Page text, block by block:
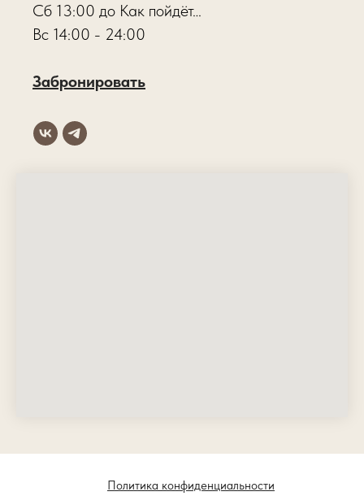
Сб 13:00 до Как пойдёт…
Вс 14:00 - 24:00
Забронировать
Политика конфиденциальности